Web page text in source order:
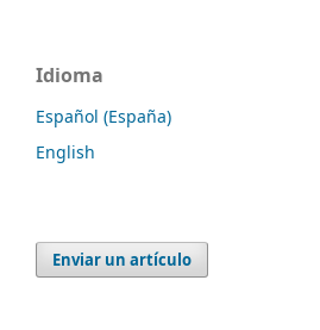
Idioma
Español (España)
English
Enviar un artículo